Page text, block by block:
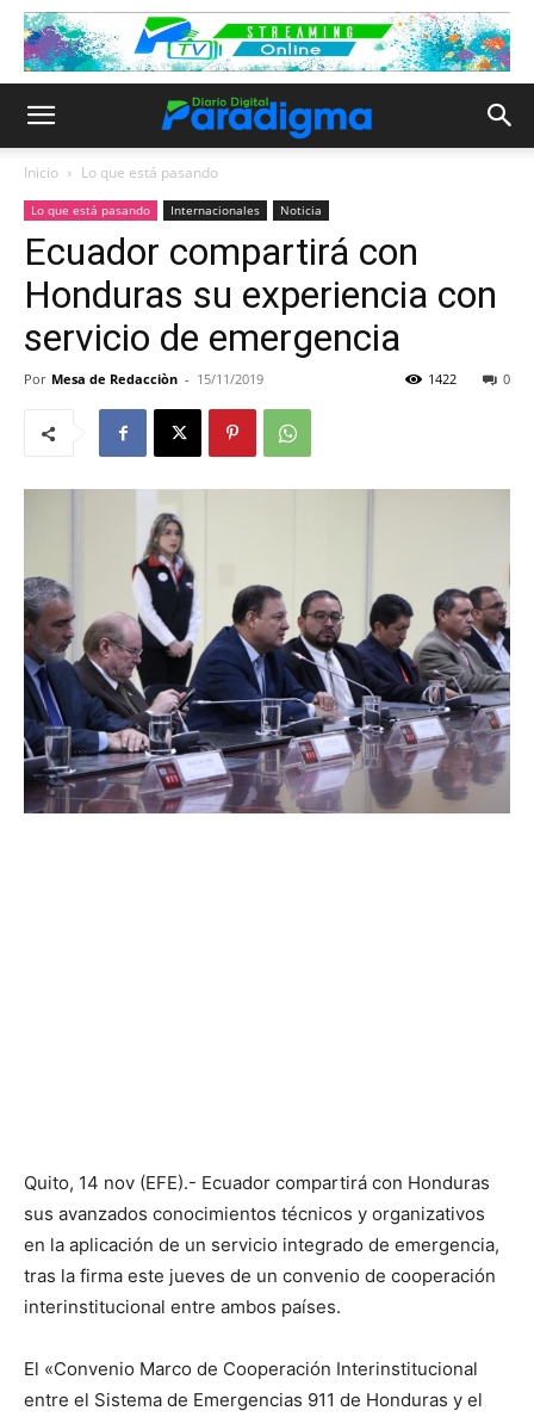
Inicio Lo que está pasando
Lo que está pasando Internacionales Noticia
Ecuador compartirá con
Honduras su experiencia con
servicio de emergencia
Por Mesa de Redacciòn - 15/11/2019 0
1422
Quito, 14 nov (EFE).- Ecuador compartirá con Honduras
sus avanzados conocimientos técnicos y organizativos
en la aplicación de un servicio integrado de emergencia,
tras la firma este jueves de un convenio de cooperación
interinstitucional entre ambos países.
El «Convenio Marco de Cooperación Interinstitucional
entre el Sistema de Emergencias 911 de Honduras y el